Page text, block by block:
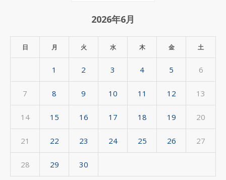
イ
2026年6月
日 月 火 水 木 金 土
1 2 3 4 5 6
7 8 9 10 11 12 13
14 15 16 17 18 19 20
21 22 23 24 25 26 27
28 29 30